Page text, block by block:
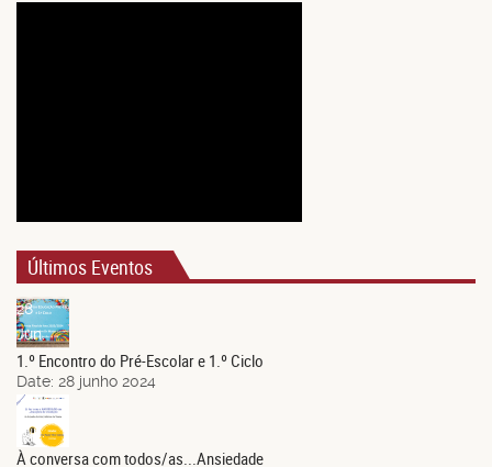
Últimos Eventos
28
Jun.
1.º Encontro do Pré-Escolar e 1.º Ciclo
Date: 28 junho 2024
21
Jun.
À conversa com todos/as...Ansiedade